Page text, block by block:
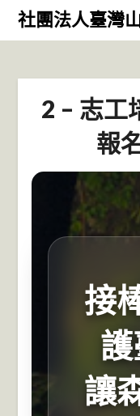
Skip社團法人臺灣
2 – 志工
報
接
讓